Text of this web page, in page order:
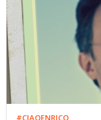
#CIAOENRICO